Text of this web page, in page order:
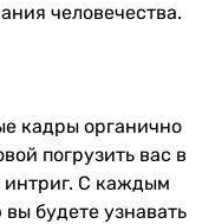
человечества.
кадры органично
погрузить вас в
С каждым
будете узнавать